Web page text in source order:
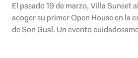
El pasado 19 de marzo, Villa Sunset
acoger su primer Open House en la
de Son Gual. Un evento